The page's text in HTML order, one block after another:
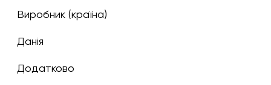
Виробник (країна)
Данія
Додатково